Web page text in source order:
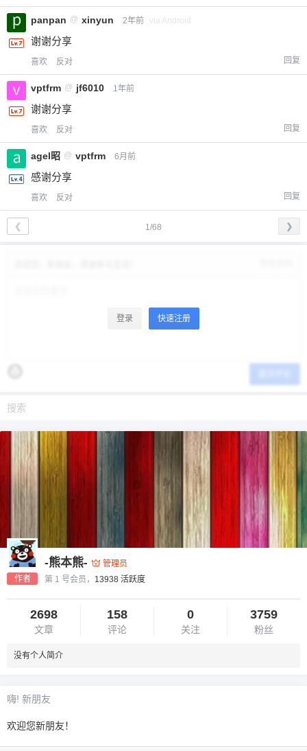
panpan @ xinyun 2年前 via Android
谢谢分享
喜欢 反对 回复
vptfrm @ jf6010 1年前
谢谢分享
喜欢 反对 回复
agel昭 @ vptfrm 6月前
感谢分享
喜欢 反对 回复
1/68
❮ ❯
登录 快速注册
作者
-熊本熊-
管理员
第 1 号会员， 13938 活跃度
2698
文章
158
评论
0
关注
3759
粉丝
没有个人简介
嗨! 新朋友
欢迎您新朋友！